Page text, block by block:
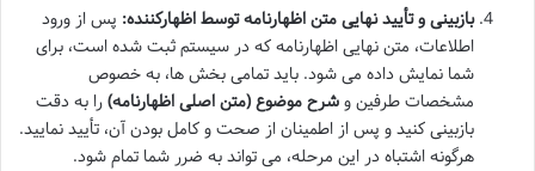
بازبینی و تأیید نهایی متن اظهارنامه توسط اظهارکننده: پس از ورود
اطلاعات، متن نهایی اظهارنامه که در سیستم ثبت شده است، برای
شما نمایش داده می شود. باید تمامی بخش ها، به خصوص
مشخصات طرفین وشرح موضوع (متن اصلی اظهارنامه)را به دقت
بازبینی کنید و پس از اطمینان از صحت و کامل بودن آن، تأیید نمایید.
هرگونه اشتباه در این مرحله، می تواند به ضرر شما تمام شود.